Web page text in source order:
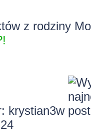
z rodziny
krystian3w